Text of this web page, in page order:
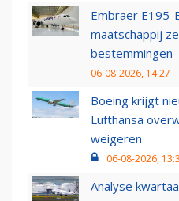
Embraer E195-
maatschappij
bestemmingen
06-08-2026, 14:27
Boeing krijgt
Lufthansa
weigeren
06-08-2026,
Analyse